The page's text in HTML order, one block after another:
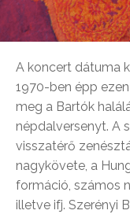
A koncert dátuma
1970-ben épp
meg a Bartók
népdalversenyt. A
visszatérő
nagykövete, a
formáció, számos
illetve ifj. Szerényi